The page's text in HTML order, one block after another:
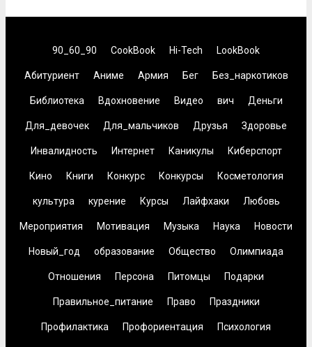
90_60_90 CookBook Hi-Tech LookBook
Абитуриент Аниме Армия Бег Без_наркотиков
Библиотека Вдохновение Видео вич Деньги
Для_девочек Для_мальчиков Друзья Здоровье
Инвалидность Интернет Каникулы Киберспорт
Кино Книги Конкурс Конкурсы Косметология
культура курение Курсы Лайфхаки Любовь
Мероприятия Мотивация Музыка Наука Новости
Новый_год образование Общество Олимпиада
Отношения Персона Питомцы Подарки
Правильное_питание Право Праздники
Профилактика Профориентация Психология